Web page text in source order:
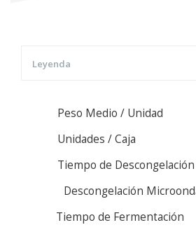
Leyenda
Peso Medio / Unidad
Unidades / Caja
Tiempo de Descongelación
Descongelación
Tiempo de Fermentación